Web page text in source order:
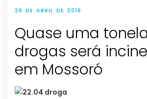
26 DE ABRIL DE 2016
Quase uma
drogas será